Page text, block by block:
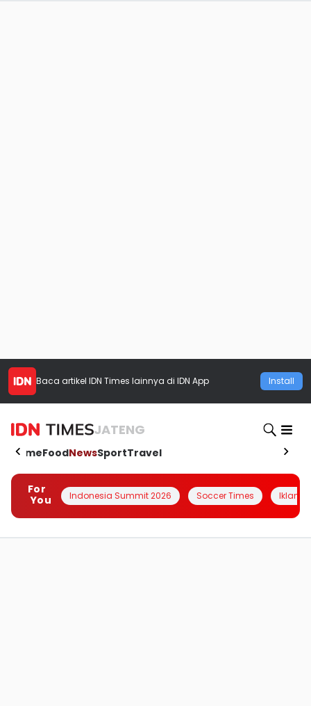
Baca artikel IDN Times lainnya di IDN App Install
JATENG
HomeFoodNewsSportTravel
For
You
Indonesia Summit 2026 Soccer Times Iklanin